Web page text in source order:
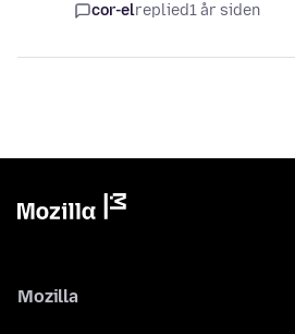
cor-elreplied1 år siden
Mozilla